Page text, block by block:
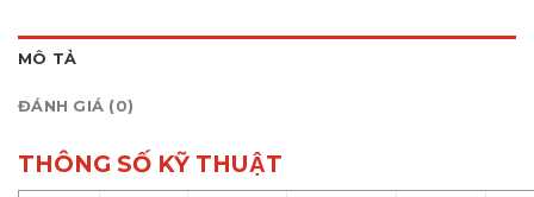
MÔ TẢ
ĐÁNH GIÁ (0)
THÔNG SỐ KỸ THUẬT